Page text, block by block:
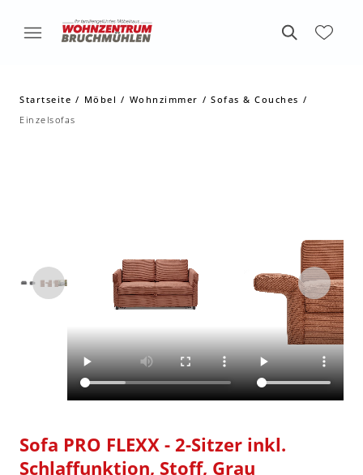
Startseite Möbel Wohnzimmer
Sofas & Couches
Einzelsofas
Sofa PRO FLEXX - 2-Sitzer inkl.
Schlaffunktion, Stoff, Grau